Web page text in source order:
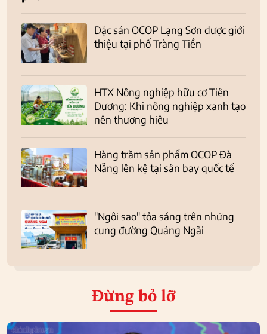
Đặc sản OCOP Lạng Sơn được giới
thiệu tại phố Tràng Tiền
HTX Nông nghiệp hữu cơ Tiên
Dương: Khi nông nghiệp xanh tạo
nên thương hiệu
Hàng trăm sản phẩm OCOP Đà
Nẵng lên kệ tại sân bay quốc tế
"Ngôi sao" tỏa sáng trên những
cung đường Quảng Ngãi
Đừng bỏ lỡ